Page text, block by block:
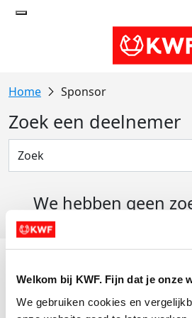
Welkom bij KWF. Fijn dat je onze
We gebruiken cookies en
Sponsor
Zoek een deelnemer
We hebben geen
Actiematerialen
Evenementen